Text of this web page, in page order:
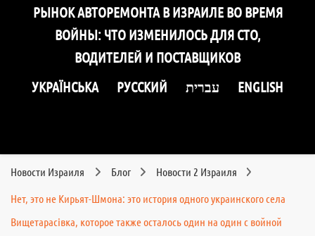
РЫНОК АВТОРЕМОНТА В ИЗРАИЛЕ ВО ВРЕМЯ
ВОЙНЫ: ЧТО ИЗМЕНИЛОСЬ ДЛЯ СТО,
ВОДИТЕЛЕЙ И ПОСТАВЩИКОВ
УКРАЇНСЬКА
РУССКИЙ עברית ENGLISH
Новости Израиля Блог Новости 2 Израиля
Нет, это не Кирьят-Шмона: это история одного украинского села
Вищетарасівка, которое также осталось один на один с войной